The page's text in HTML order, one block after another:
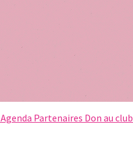
Agenda Partenaires Don au club